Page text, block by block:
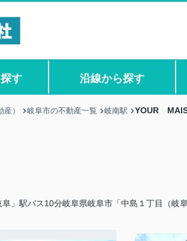
す 沿線から探す
） 岐阜市の不動産一覧 岐南駅 YOUR
」駅バス10分岐阜県岐阜市「中島１丁目（岐